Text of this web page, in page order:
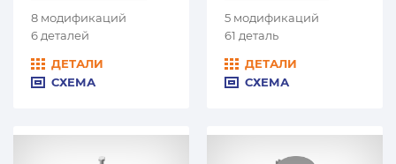
8 модификаций
6 деталей
ДЕТАЛИ
СХЕМА
5 модификаций
61 деталь
ДЕТАЛИ
СХЕМА